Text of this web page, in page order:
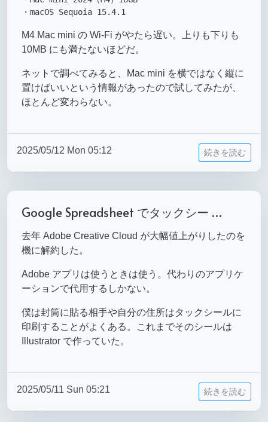
M4 Mac mini の Wi-Fi がやたら遅い。上りも下りも
10MB にも満たないほどだ。
ネットで調べてみると、Mac mini を横ではなく縦に
置けばいいという情報があったので試してみたが、
ほとんど変わらない。
2025/05/12 Mon 05:12 続きを読む
Google Spreadsheet でタックシー …
去年 Adobe Creative Cloud が大幅値上がりしたのを
機に解約した。
Adobe アプリは使うときは使う。代わりのアプリケ
ーションで代用するしかない。
僕は封筒に貼る相手や自分の住所はタックシールに
印刷することがよくある。これまでそのシールは
Illustrator で作っていた。
2025/05/11 Sun 05:21 続きを読む